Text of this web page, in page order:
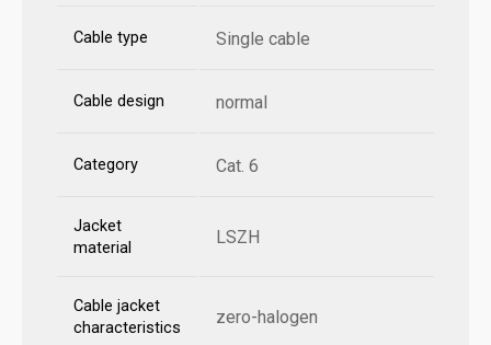
Cable type Single cable
Cable design normal
Category Cat. 6
Jacket
material
LSZH
Cable jacket
characteristics
zero-halogen